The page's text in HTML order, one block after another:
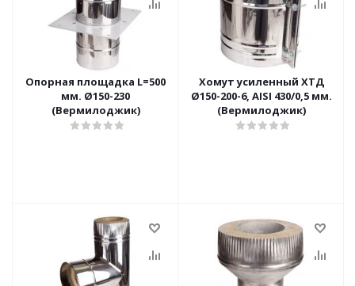
Опорная площадка L=500
мм. Ø150-230
(Вермилоджик)
Хомут усиленный ХТД
Ø150-200-6, AISI 430/0,5 мм.
(Вермилоджик)